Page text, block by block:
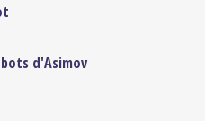
d'Asimov